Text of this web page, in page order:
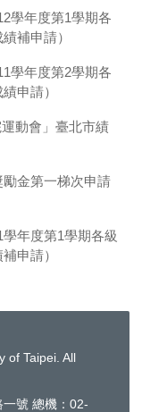
學年度第1學期各
補申請）
學年度第2學期各
申請）
動會」臺北市績
金第一梯次申請
年度第1學期各級
申請）
of Taipei. All
號 總機：02-